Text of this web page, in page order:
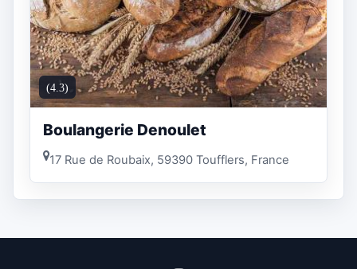
(4.3)
Boulangerie Denoulet
17 Rue de Roubaix, 59390 Toufflers, France